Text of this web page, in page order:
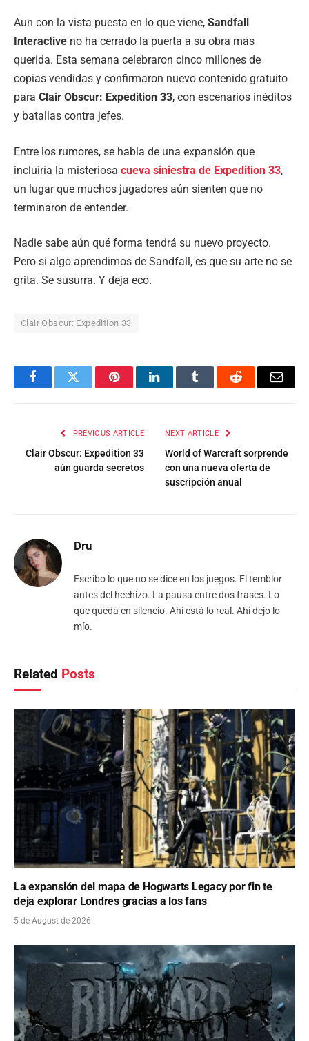
Aun con la vista puesta en lo que viene, Sandfall
Interactive no ha cerrado la puerta a su obra más
querida. Esta semana celebraron cinco millones de
copias vendidas y confirmaron nuevo contenido gratuito
para Clair Obscur: Expedition 33, con escenarios inéditos
y batallas contra jefes.
Entre los rumores, se habla de una expansión que
incluiría la misteriosa cueva siniestra de Expedition 33,
un lugar que muchos jugadores aún sienten que no
terminaron de entender.
Nadie sabe aún qué forma tendrá su nuevo proyecto.
Pero si algo aprendimos de Sandfall, es que su arte no se
grita. Se susurra. Y deja eco.
Clair Obscur: Expedition 33
FacebookTwitter PinterestLinkedInTumblr Reddit Email
PREVIOUS ARTICLE
Clair Obscur: Expedition 33
aún guarda secretos
NEXT ARTICLE
World of Warcraft sorprende
con una nueva oferta de
suscripción anual
Dru
Escribo lo que no se dice en los juegos. El temblor
antes del hechizo. La pausa entre dos frases. Lo
que queda en silencio. Ahí está lo real. Ahí dejo lo
mío.
Related Posts
La expansión del mapa de Hogwarts Legacy por fin te
deja explorar Londres gracias a los fans
5 de August de 2026